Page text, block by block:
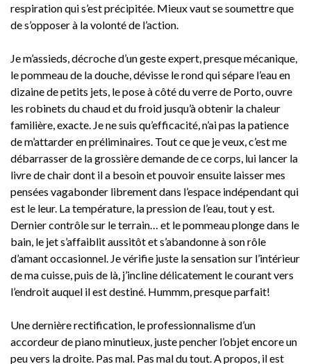
respiration qui s’est précipitée. Mieux vaut se soumettre que
de s’opposer à la volonté de l’action.
Je m’assieds, décroche d’un geste expert, presque mécanique,
le pommeau de la douche, dévisse le rond qui sépare l’eau en
dizaine de petits jets, le pose à côté du verre de Porto, ouvre
les robinets du chaud et du froid jusqu’à obtenir la chaleur
familière, exacte. Je ne suis qu’efficacité, n’ai pas la patience
de m’attarder en préliminaires. Tout ce que je veux, c’est me
débarrasser de la grossière demande de ce corps, lui lancer la
livre de chair dont il a besoin et pouvoir ensuite laisser mes
pensées vagabonder librement dans l’espace indépendant qui
est le leur. La température, la pression de l’eau, tout y est.
Dernier contrôle sur le terrain… et le pommeau plonge dans le
bain, le jet s’affaiblit aussitôt et s’abandonne à son rôle
d’amant occasionnel. Je vérifie juste la sensation sur l’intérieur
de ma cuisse, puis de là, j’incline délicatement le courant vers
l’endroit auquel il est destiné. Hummm, presque parfait!
Une dernière rectification, le professionnalisme d’un
accordeur de piano minutieux, juste pencher l’objet encore un
peu vers la droite. Pas mal. Pas mal du tout. A propos, il est